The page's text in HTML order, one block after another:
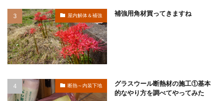
屋内解体＆補強 補強用角材買ってきますね
断熱～内装下地
グラスウール断熱材の施工①基本
的なやり方を調べてやってみた